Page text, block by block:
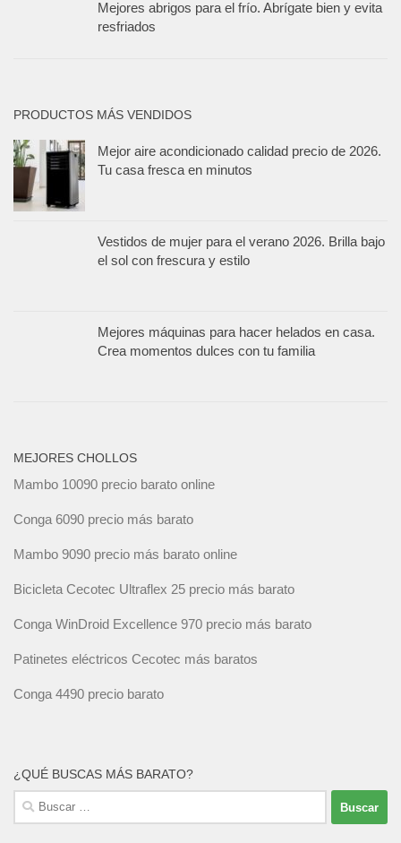
Mejores abrigos para el frío. Abrígate bien y evita
resfriados
PRODUCTOS MÁS VENDIDOS
Mejor aire acondicionado calidad precio de 2026.
Tu casa fresca en minutos
Vestidos de mujer para el verano 2026. Brilla bajo
el sol con frescura y estilo
Mejores máquinas para hacer helados en casa.
Crea momentos dulces con tu familia
MEJORES CHOLLOS
Mambo 10090 precio barato online
Conga 6090 precio más barato
Mambo 9090 precio más barato online
Bicicleta Cecotec Ultraflex 25 precio más barato
Conga WinDroid Excellence 970 precio más barato
Patinetes eléctricos Cecotec más baratos
Conga 4490 precio barato
¿QUÉ BUSCAS MÁS BARATO?
Buscar: